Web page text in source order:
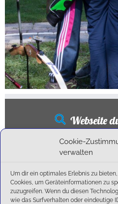
Cookie-
verwalten
Um dir ein optimales Erlebnis zu
Cookies, um Geräteinformationen zu
zuzugreifen. Wenn du diesen
wie das Surfverhalten oder eindeutige
Webseite